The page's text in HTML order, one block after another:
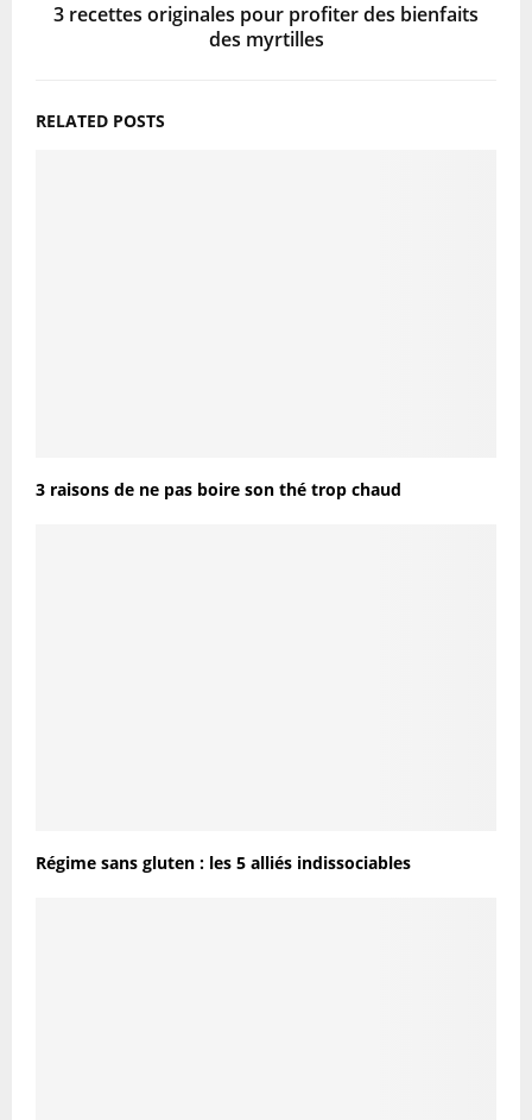
3 recettes originales pour profiter des bienfaits
des myrtilles
RELATED POSTS
3 raisons de ne pas boire son thé trop chaud
Régime sans gluten : les 5 alliés indissociables